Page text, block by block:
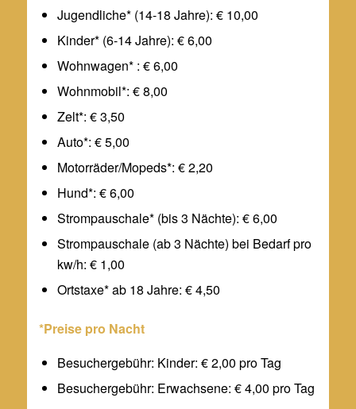
Jugendliche* (14-18 Jahre): € 10,00
Kinder* (6-14 Jahre): € 6,00
Wohnwagen* : € 6,00
Wohnmobil*: € 8,00
Zelt*: € 3,50
Auto*: € 5,00
Motorräder/Mopeds*: € 2,20
Hund*: € 6,00
Strompauschale* (bis 3 Nächte): € 6,00
Strompauschale (ab 3 Nächte) bei Bedarf pro
kw/h: € 1,00
Ortstaxe* ab 18 Jahre: € 4,50
*Preise pro Nacht
Besuchergebühr: Kinder: € 2,00 pro Tag
Besuchergebühr: Erwachsene: € 4,00 pro Tag